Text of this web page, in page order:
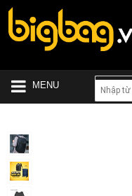
MENU